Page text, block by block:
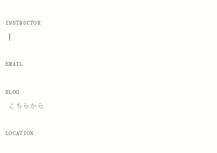
INSTRUCTOR
|
EMAIL
BLOG
こちらから
LOCATION